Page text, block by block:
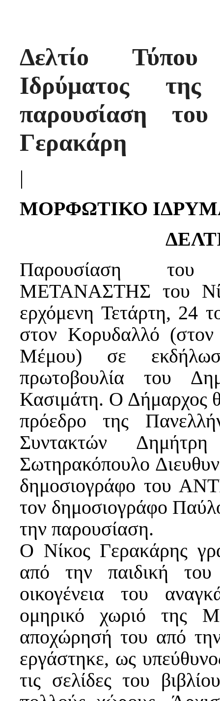
Δελτίο
Ιδρύματος
παρουσίαση
Γερακάρη
|
ΜΟΡΦΩΤΙΚΟ
Παρουσίαση του
ΜΕΤΑΝΑΣΤΗΣ του
ερχόμενη Τετάρτη, 24
στον Κορυδαλλό (στον
Μέμου) σε
πρωτοβουλία του
Κασιμάτη. Ο Δήμαρχος
πρόεδρο της
Συντακτών
Σωτηρακόπουλο
δημοσιογράφο του
τον δημοσιογράφο
την παρουσίαση.
Ο Νίκος Γερακάρης
από την παιδική
οικογένεια του
ομηρικό χωριό της
αποχώρησή του από
εργάστηκε, ως
τις σελίδες του